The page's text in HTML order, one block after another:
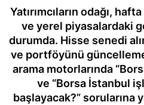
Yatırımcıların odağı,
ve yerel piyasalardaki
durumda. Hisse senedi
ve portföyünü
arama motorlarında
ve “Borsa İstanbul
başlayacak?” sorularına